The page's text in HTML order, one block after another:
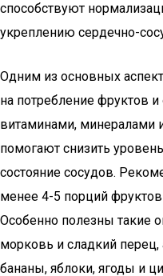
способствуют
укреплению сердечно-
Одним из основных
на потребление фруктов
витаминами, минералами
помогают снизить
состояние сосудов.
менее 4-5 порций
Особенно полезны такие
морковь и сладкий
бананы, яблоки, ягоды и